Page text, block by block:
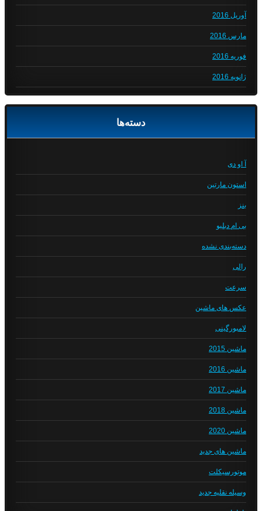
آوریل 2016
مارس 2016
فوریه 2016
ژانویه 2016
دسته‌ها
آ او دی
استون مارتین
بنز
بی ام دبلیو
دسته‌بندی نشده
رالی
سرعت
عکس های ماشین
لامبورگینی
ماشین 2015
ماشین 2016
ماشین 2017
ماشین 2018
ماشین 2020
ماشین های جدید
موتورسیکلت
وسیله نقلیه جدید